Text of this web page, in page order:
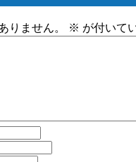
りません。
※ が付いて